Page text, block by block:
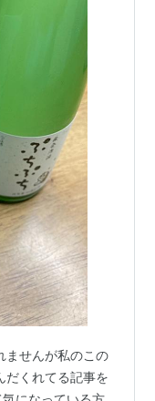
ませんが私のこの
だくれてる記事を